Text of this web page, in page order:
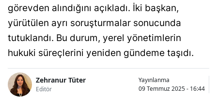
görevden alındığını açıkladı. İki başkan,
yürütülen ayrı soruşturmalar sonucunda
tutuklandı. Bu durum, yerel yönetimlerin
hukuki süreçlerini yeniden gündeme taşıdı.
Zehranur Tüter
Editör
Yayınlanma
09 Temmuz 2025 - 16:44